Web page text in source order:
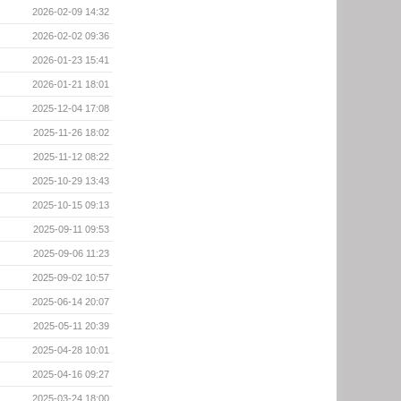
2026-02-09 14:32
2026-02-02 09:36
2026-01-23 15:41
2026-01-21 18:01
2025-12-04 17:08
2025-11-26 18:02
2025-11-12 08:22
2025-10-29 13:43
2025-10-15 09:13
2025-09-11 09:53
2025-09-06 11:23
2025-09-02 10:57
2025-06-14 20:07
2025-05-11 20:39
2025-04-28 10:01
2025-04-16 09:27
2025-03-24 18:00